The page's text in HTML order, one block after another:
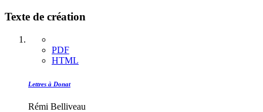
Texte de création
PDF
HTML
Lettres à Donat
Rémi Belliveau